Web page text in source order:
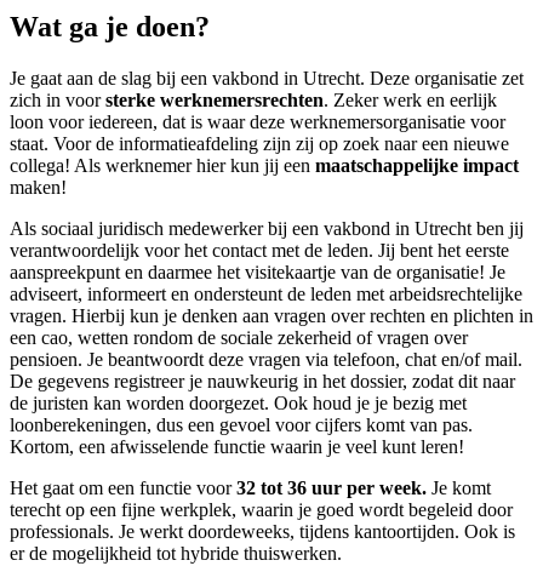
Wat ga je doen?
Je gaat aan de slag bij een vakbond in Utrecht. Deze organisatie zet
zich in voorsterke werknemersrechten. Zeker werk en eerlijk
loon voor iedereen, dat is waar deze werknemersorganisatie voor
staat. Voor de informatieafdeling zijn zij op zoek naar een nieuwe
collega! Als werknemer hier kun jij een maatschappelijke impact
maken!
Als sociaal juridisch medewerker bij een vakbond in Utrecht ben jij
verantwoordelijk voor het contact met de leden. Jij bent het eerste
aanspreekpunt en daarmee het visitekaartje van de organisatie! Je
adviseert, informeert en ondersteunt de leden met arbeidsrechtelijke
vragen. Hierbij kun je denken aan vragen over rechten en plichten in
een cao, wetten rondom de sociale zekerheid of vragen over
pensioen. Je beantwoordt deze vragen via telefoon, chat en/of mail.
De gegevens registreer je nauwkeurig in het dossier, zodat dit naar
de juristen kan worden doorgezet. Ook houd je je bezig met
loonberekeningen, dus een gevoel voor cijfers komt van pas.
Kortom, een afwisselende functie waarin je veel kunt leren!
Het gaat om een functie voor32 tot 36 uur per week. Je komt
terecht op een fijne werkplek, waarin je goed wordt begeleid door
professionals. Je werkt doordeweeks, tijdens kantoortijden. Ook is
er de mogelijkheid tot hybride thuiswerken.